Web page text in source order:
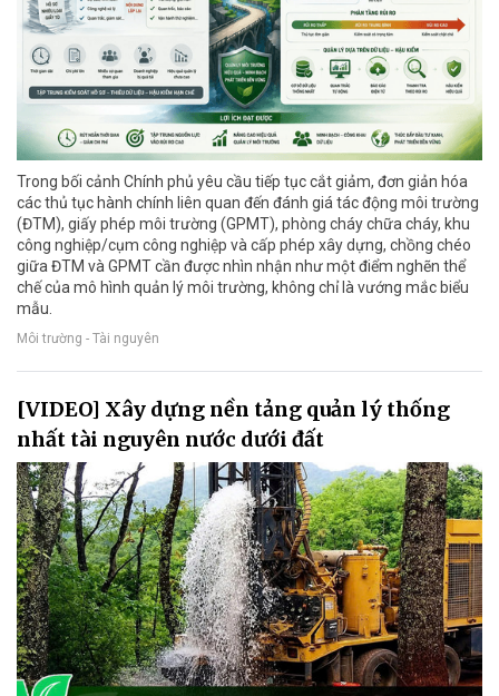
Trong bối cảnh Chính phủ yêu cầu tiếp tục cắt giảm, đơn giản hóa
các thủ tục hành chính liên quan đến đánh giá tác động môi trường
(ĐTM), giấy phép môi trường (GPMT), phòng cháy chữa cháy, khu
công nghiệp/cụm công nghiệp và cấp phép xây dựng, chồng chéo
giữa ĐTM và GPMT cần được nhìn nhận như một điểm nghẽn thể
chế của mô hình quản lý môi trường, không chỉ là vướng mắc biểu
mẫu.
Môi trường - Tài nguyên
[VIDEO] Xây dựng nền tảng quản lý thống
nhất tài nguyên nước dưới đất